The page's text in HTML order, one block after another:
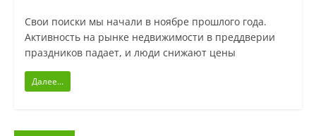
Свои поиски мы начали в ноябре прошлого года.
Активность на рынке недвижимости в преддверии
праздников падает, и люди снижают цены
Далее...